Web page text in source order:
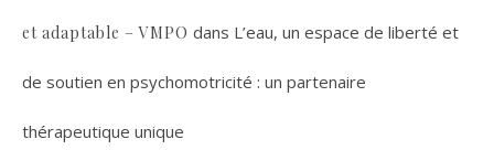
et adaptable – VMPO dans L’eau, un espace de liberté et
de soutien en psychomotricité : un partenaire
thérapeutique unique